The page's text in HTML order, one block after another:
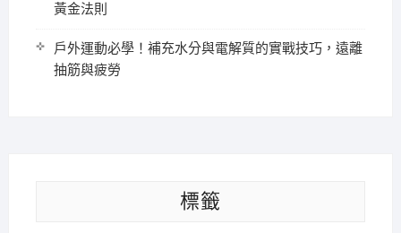
黃金法則
戶外運動必學！補充水分與電解質的實戰技巧，遠離
抽筋與疲勞
標籤